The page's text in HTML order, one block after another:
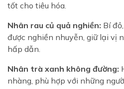
tốt cho tiêu hóa.
Nhân rau củ quả nghiền: Bí
được nghiền nhuyễn, giữ lại vị
hấp dẫn.
Nhân trà xanh không đường:
nhàng, phù hợp với những